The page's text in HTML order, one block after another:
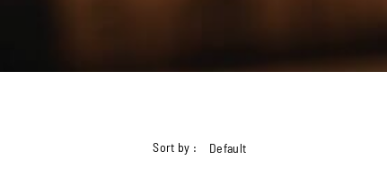
Sort by : Default